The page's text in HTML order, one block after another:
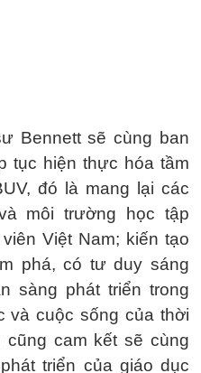
Bennett sẽ cùng ban
tục hiện thực hóa tầm
đó là mang lại các
môi trường học tập
Việt Nam; kiến tạo
phá, có tư duy sáng
sàng phát triển trong
và cuộc sống của thời
cũng cam kết sẽ cùng
triển của giáo dục